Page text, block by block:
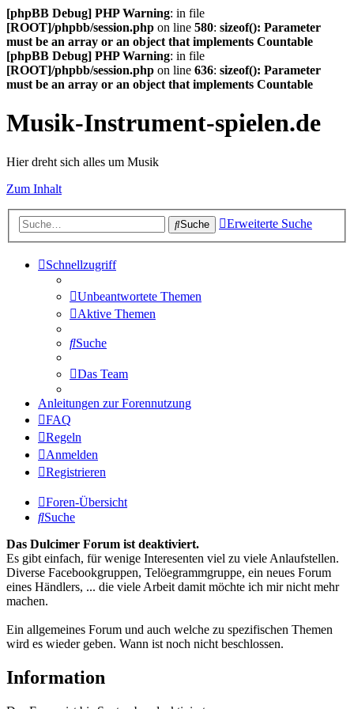
[phpBB Debug] PHP Warning: in file
[ROOT]/phpbb/session.php on line 580: sizeof(): Parameter
must be an array or an object that implements Countable
[phpBB Debug] PHP Warning: in file
[ROOT]/phpbb/session.php on line 636: sizeof(): Parameter
must be an array or an object that implements Countable
Musik-Instrument-spielen.de
Hier dreht sich alles um Musik
Zum Inhalt
Suche Erweiterte Suche
Schnellzugriff
Unbeantwortete Themen
Aktive Themen
Suche
Das Team
Anleitungen zur Forennutzung
FAQ
Regeln
Anmelden
Registrieren
Foren-Übersicht
Suche
Das Dulcimer Forum ist deaktiviert.
Es gibt einfach, für wenige Interesenten viel zu viele Anlaufstellen.
Diverse Facebookgruppen, Telöegrammgruppe, ein neues Forum
eines Händlers, ... die viele Arbeit damit möchte ich mir nicht mehr
machen.
Ein allgemeines Forum und auch welche zu spezifischen Themen
wird es wieder geben. Wann ist noch nicht beschlossen.
Information